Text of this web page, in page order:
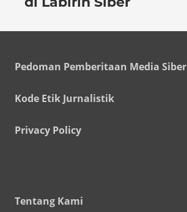
Pedoman Pemberitaan Media Siber
Kode Etik Jurnalistik
Privacy Policy
Tentang Kami